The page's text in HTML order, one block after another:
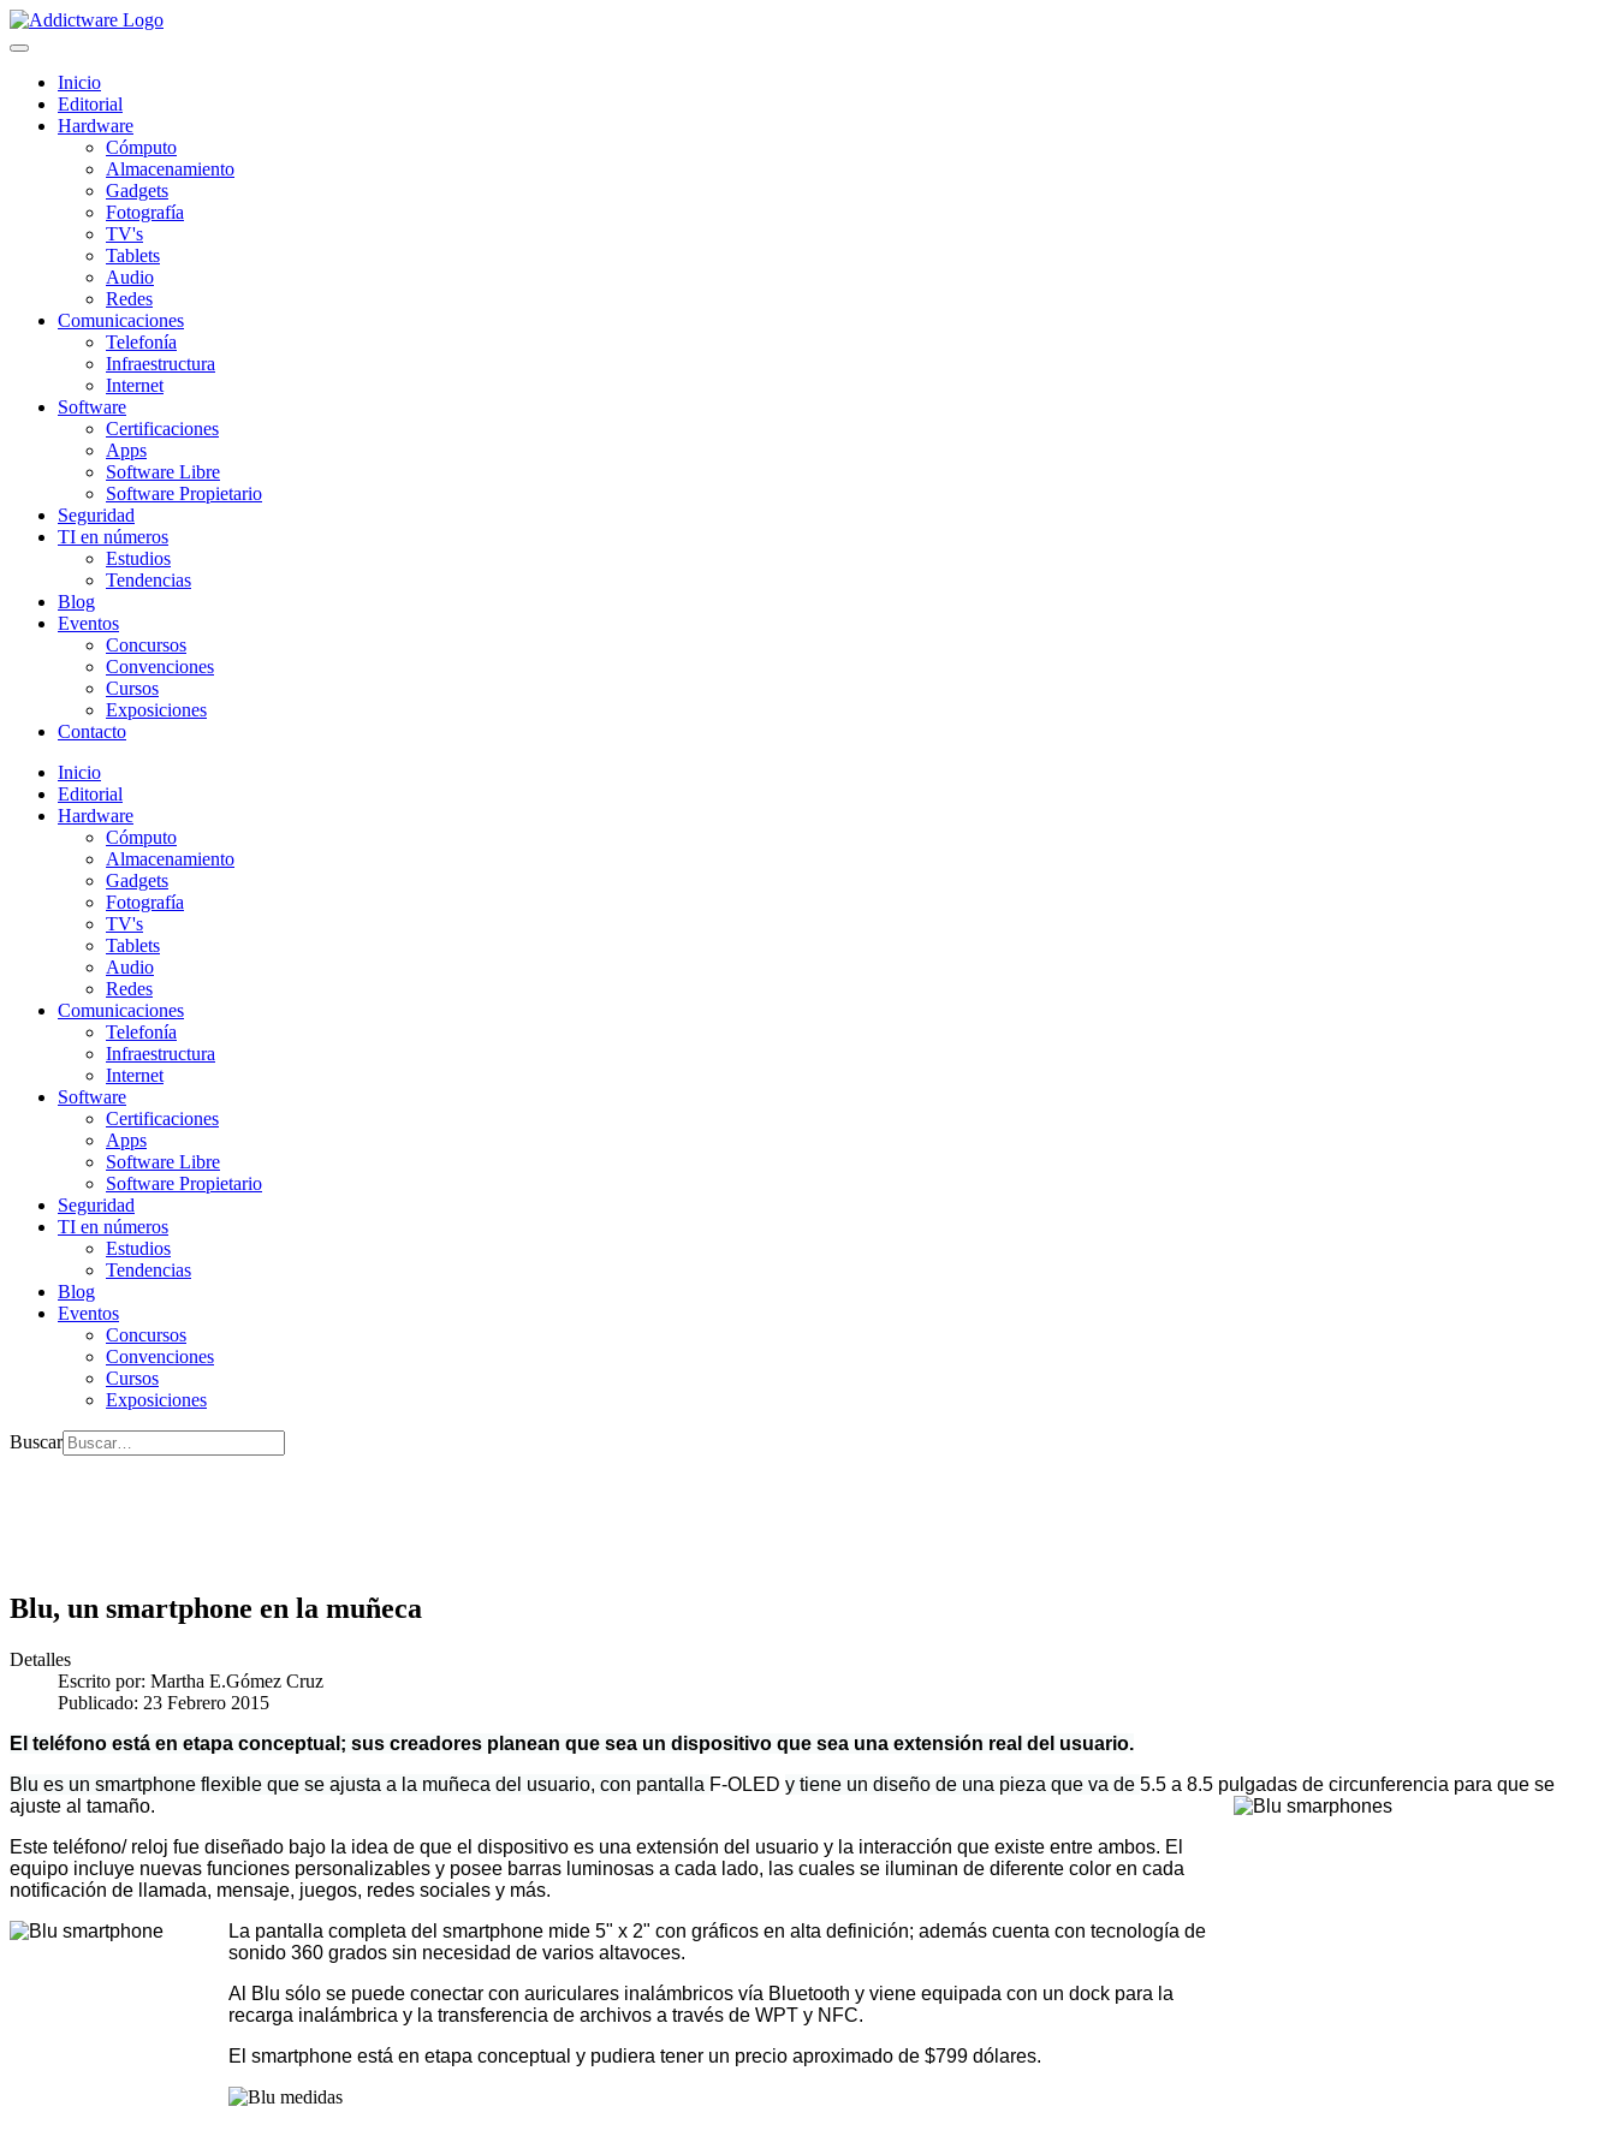
Inicio
Editorial
Hardware
Cómputo
Almacenamiento
Gadgets
Fotografía
TV's
Tablets
Audio
Redes
Comunicaciones
Telefonía
Infraestructura
Internet
Software
Certificaciones
Apps
Software Libre
Software Propietario
Seguridad
TI en números
Estudios
Tendencias
Blog
Eventos
Concursos
Convenciones
Cursos
Exposiciones
Contacto
Inicio
Editorial
Hardware
Cómputo
Almacenamiento
Gadgets
Fotografía
TV's
Tablets
Audio
Redes
Comunicaciones
Telefonía
Infraestructura
Internet
Software
Certificaciones
Apps
Software Libre
Software Propietario
Seguridad
TI en números
Estudios
Tendencias
Blog
Eventos
Concursos
Convenciones
Cursos
Exposiciones
Buscar
Blu, un smartphone en la muñeca
Detalles
Escrito por: Martha E.Gómez Cruz
Publicado: 23 Febrero 2015
El teléfono está en etapa conceptual; sus creadores planean que sea un dispositivo que sea una extensión real del usuario.
Blu es un smartphone flexible que se ajusta a la muñeca del usuario, con pantalla F-OLED y tiene un diseño de una pieza que va de 5.5 a 8.5 pulgadas de circunferencia para que se
ajuste al tamaño.
Este teléfono/ reloj fue diseñado bajo la idea de que el dispositivo es una extensión del usuario y la interacción que existe entre ambos. El
equipo incluye nuevas funciones personalizables y posee barras luminosas a cada lado, las cuales se iluminan de diferente color en cada
notificación de llamada, mensaje, juegos, redes sociales y más.
La pantalla completa del smartphone mide 5" x 2" con gráficos en alta definición; además cuenta con tecnología de
sonido 360 grados sin necesidad de varios altavoces.
Al Blu sólo se puede conectar con auriculares inalámbricos vía Bluetooth y viene equipada con un dock para la
recarga inalámbrica y la transferencia de archivos a través de WPT y NFC.
El smartphone está en etapa conceptual y pudiera tener un precio aproximado de $799 dólares.